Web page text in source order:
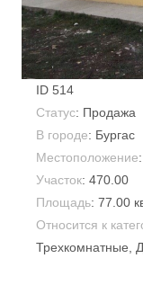
ID 514
Статус: Продажа
В городе: Бургас
Местоположение
Участок: 470.00
Площадь: 77.00
Относится к
Трехкомнатные,